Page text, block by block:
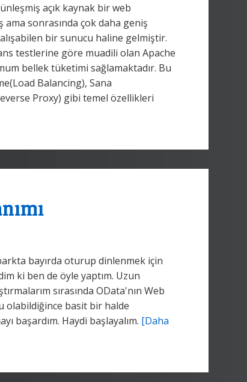
açık kaynak bir web
sonrasında çok daha geniş
bir sunucu haline gelmiştir.
testlerine göre muadili olan Apache
bellek tüketimi sağlamaktadır. Bu
Balancing), Sana
Proxy) gibi temel özellikleri
bayırda oturup dinlenmek için
ki ben de öyle yaptım. Uzun
sırasında OData'nın Web
olabildiğince basit bir halde
başardım. Haydi başlayalım. [Daha